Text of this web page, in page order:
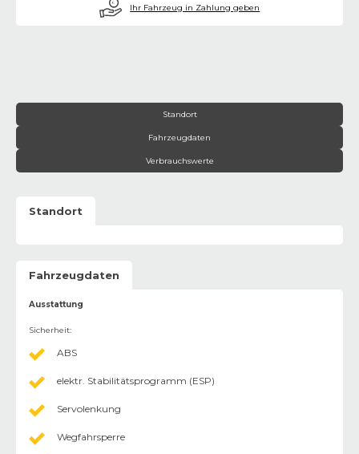
€ Ihr Fahrzeug in Zahlung geben
Standort
Fahrzeugdaten
Verbrauchswerte
Standort
Fahrzeugdaten
Ausstattung
Sicherheit:
ABS
elektr. Stabilitätsprogramm (ESP)
Servolenkung
Wegfahrsperre